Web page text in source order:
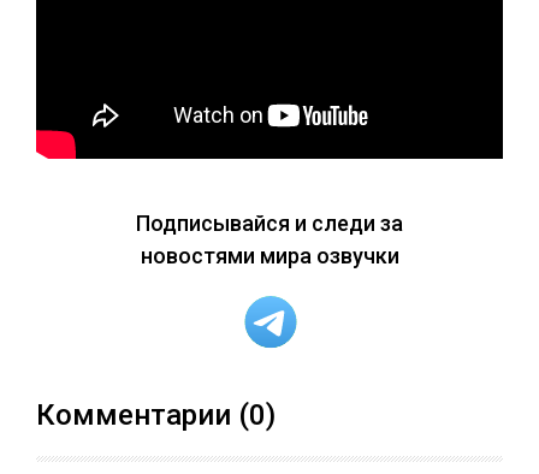
Подписывайся и следи за
новостями мира озвучки
Комментарии (0)